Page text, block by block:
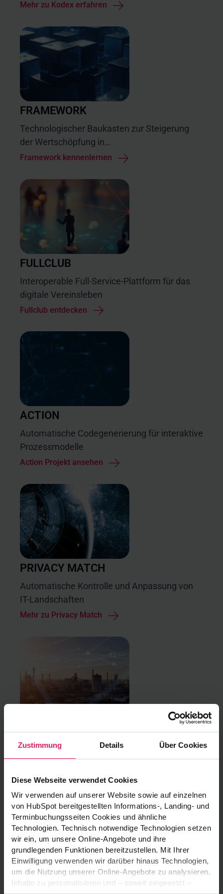
Zustimmung Details Über Cookies
Diese Webseite verwendet Cookies
Wir verwenden auf unserer Website sowie auf einzelnen
von HubSpot bereitgestellten Informations-, Landing- und
Terminbuchungsseiten Cookies und ähnliche
Technologien. Technisch notwendige Technologien setzen
wir ein, um unsere Online-Angebote und ihre
grundlegenden Funktionen bereitzustellen. Mit Ihrer
Einwilligung verwenden wir darüber hinaus Technologien,
um die Nutzung unserer Online-Angebote zu analysieren,
Inhalte zu personalisieren und – soweit eingesetzt –
Mehr zu Kodex erfahren
FRAMEWORK
Technologischer Baukasten zur Steigerung
der Wertschöpfung in
Digitalisierungsprojekten
Framework kennenlernen
FULLCLUB
Interoperable Full-Service-Plattform für das
digitale Vereinsleben
Fullclub entdecken
ACTION
Automatische Codegenerierung für interaktive
Prozessmodelle
Action Projekt ansehen
PRIVACY MATCH
Automatische Kontrolle und Anpassung von
IT-Landschaften
Mehr zu Privacy Match
Kontinuierliche Analyse, Simulation und
Optimierung von Supply Chains
FIDEST
Framework zum intelligenten Design